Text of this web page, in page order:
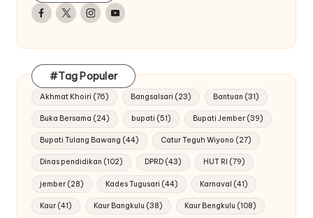
Facebook
TwitterInstagram
Youtube
#Tag Populer
Akhmat Khoiri (76) Bangsalsari (23) Bantuan (31)
Buka Bersama (24) bupati (51) Bupati Jember(39)
Bupati Tulang Bawang (44) Catur Teguh Wiyono (27)
Dinas pendidikan (102) DPRD(43) HUT RI (79)
jember (28) Kades Tugusari (44) Karnaval (41)
Kaur (41) Kaur Bangkulu (38) Kaur Bengkulu (108)